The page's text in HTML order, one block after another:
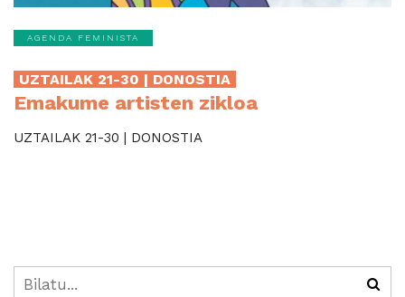
AGENDA FEMINISTA
UZTAILAK 21-30 | DONOSTIA
Emakume artisten zikloa
UZTAILAK 21-30 | DONOSTIA